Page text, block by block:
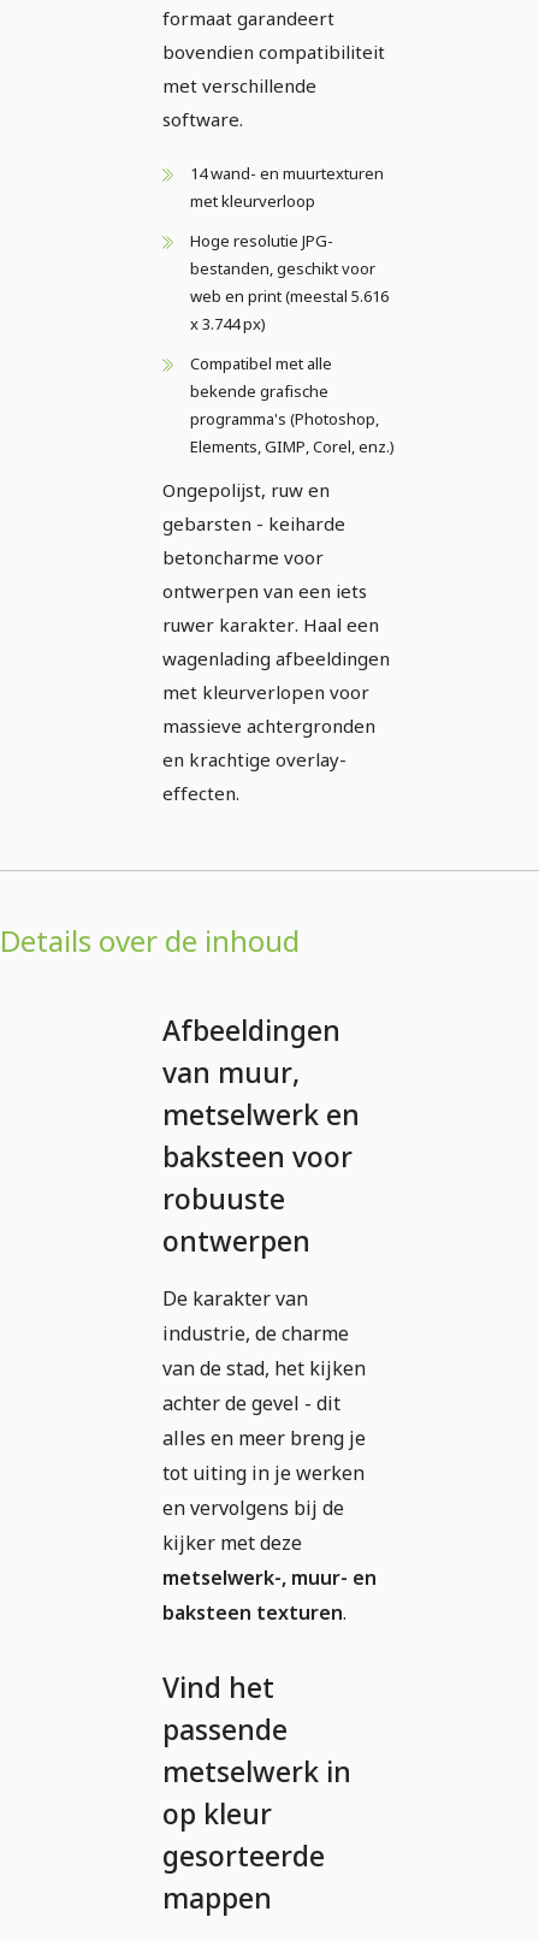
formaat garandeert
bovendien compatibiliteit
met verschillende
software.
14 wand- en muurtexturen
met kleurverloop
Hoge resolutie JPG-
bestanden, geschikt voor
web en print (meestal 5.616
x 3.744 px)
Compatibel met alle
bekende grafische
programma's (Photoshop,
Elements, GIMP, Corel, enz.)
Ongepolijst, ruw en
gebarsten - keiharde
betoncharme voor
ontwerpen van een iets
ruwer karakter. Haal een
wagenlading afbeeldingen
met kleurverlopen voor
massieve achtergronden
en krachtige overlay-
effecten.
Details over de inhoud
Afbeeldingen
van muur,
metselwerk en
baksteen voor
robuuste
ontwerpen
De karakter van
industrie, de charme
van de stad, het kijken
achter de gevel - dit
alles en meer breng je
tot uiting in je werken
en vervolgens bij de
kijker met deze
metselwerk-, muur- en
baksteen texturen.
Vind het
passende
metselwerk in
op kleur
gesorteerde
mappen